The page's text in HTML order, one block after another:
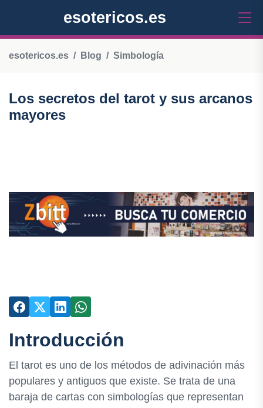
esotericos.es
esotericos.es Blog Simbología
Los secretos del tarot y sus arcanos
mayores
Introducción
El tarot es uno de los métodos de adivinación más
populares y antiguos que existe. Se trata de una
baraja de cartas con simbologías que representan